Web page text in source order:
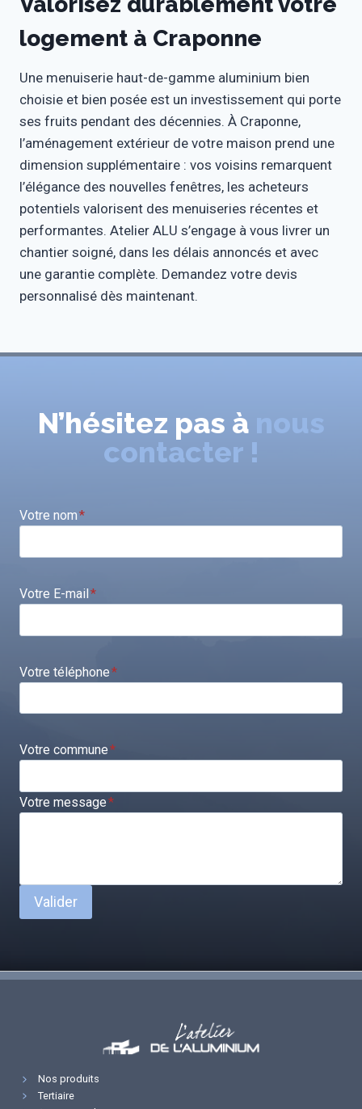
logement à Craponne
Une menuiserie haut-de-gamme aluminium bien
choisie et bien posée est un investissement qui porte
ses fruits pendant des décennies. À Craponne,
l’aménagement extérieur de votre maison prend une
dimension supplémentaire : vos voisins remarquent
l’élégance des nouvelles fenêtres, les acheteurs
potentiels valorisent des menuiseries récentes et
performantes. Atelier ALU s’engage à vous livrer un
chantier soigné, dans les délais annoncés et avec
une garantie complète. Demandez votre devis
personnalisé dès maintenant.
N’hésitez pas à nous
contacter !
Votre nom*
Votre E-mail*
Votre téléphone*
Votre commune*
Votre message*
Valider
Nos produits
Tertiaire